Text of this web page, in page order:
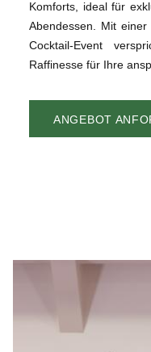
Komforts, ideal für
Abendessen. Mit
Cocktail-Event
Raffinesse für Ihre
ANGEBOT